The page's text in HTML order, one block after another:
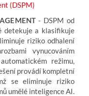
(DSPM)
- DSPM od
detekuje a klasifikuje
riziko odhalení
vynucováním
režimu,
provádí kompletní
se eliminuje riziko
umělé inteligence AI.